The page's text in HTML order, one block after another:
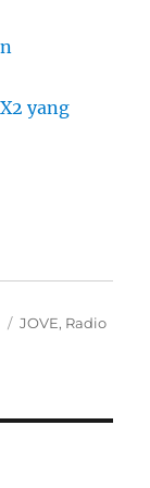
Categories
JOVE, Radio